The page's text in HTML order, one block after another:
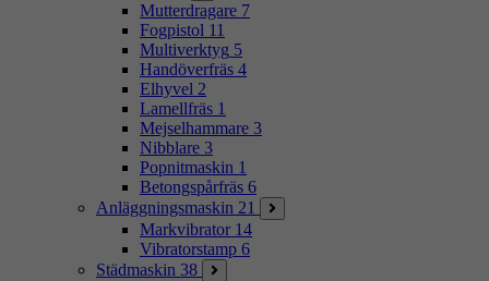
Mutterdragare 7
Fogpistol 11
Multiverktyg 5
Handöverfräs 4
Elhyvel 2
Lamellfräs 1
Mejselhammare 3
Nibblare 3
Popnitmaskin 1
Betongspårfräs 6
Anläggningsmaskin 21
Markvibrator 14
Vibratorstamp 6
Städmaskin 38